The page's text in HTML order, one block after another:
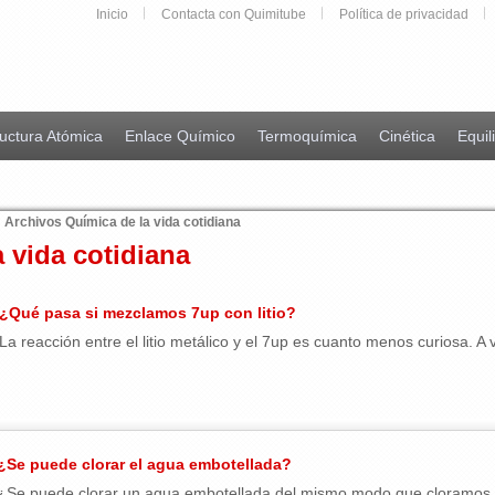
Inicio Contacta con Quimitube Política de privacidad
Atómica Enlace Químico Termoquímica Cinética
Archivos Química de la vida cotidiana
vida cotidiana
pasa si mezclamos 7up con litio?
reacción entre el litio metálico y el 7up es cuanto menos curiosa. A
puede clorar el agua embotellada?